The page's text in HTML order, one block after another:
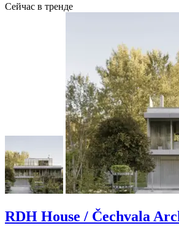
Сейчас в тренде
RDH House / Čechvala